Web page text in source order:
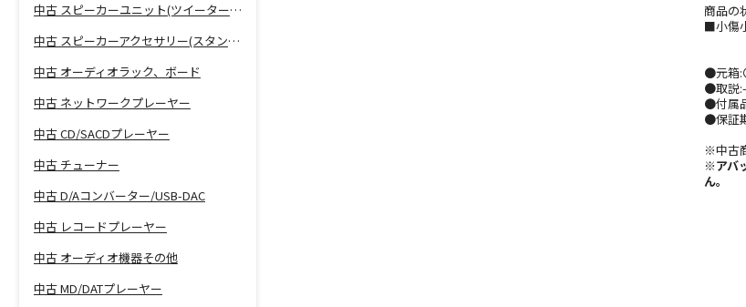
中古 スピーカーユニット(ツイーター、ウーファー等)
中古 スピーカーアクセサリー(スタンド等)
中古 オーディオラック、ボード
中古 ネットワークプレーヤー
中古 CD/SACDプレーヤー
中古 チューナー
中古 D/Aコンバーター/USB-DAC
中古 レコードプレーヤー
中古 オーディオ機器その他
中古 MD/DATプレーヤー
商品の
■小傷
●元箱:
●取説:-
●付属
●保証
※中古
※アバ
ん。